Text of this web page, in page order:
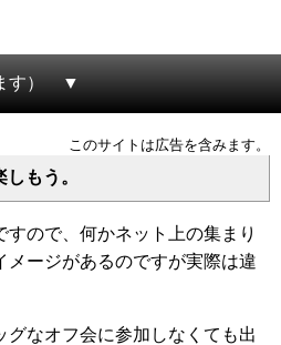
）
このサイトは広告を含みます。
もう。
ので、何かネット上の集まり
メージがあるのですが実際は違
グなオフ会に参加しなくても出